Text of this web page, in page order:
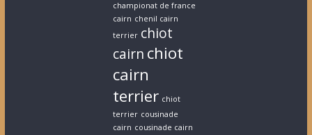
championat de france
cairn chenil cairn
terrier chiot
cairn chiot
cairn
terrier chiot
terrier cousinade
cairn cousinade cairn